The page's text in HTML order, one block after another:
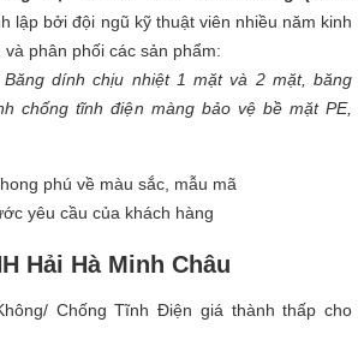
lập bởi đội ngũ kỹ thuật viên nhiều năm kinh
phân phối các sản phẩm:
dính chịu nhiệt 1 mặt và 2 mặt, băng
chống tĩnh điện màng bảo vệ bề mặt PE,
phú về màu sắc, mẫu mã
yêu cầu của khách hàng
Hải Hà Minh Châu
Chống Tĩnh Điện giá thành thấp cho